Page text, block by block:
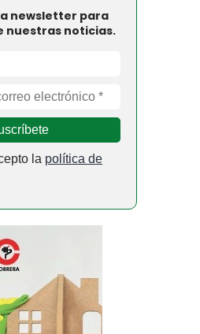
newsletter para
nuestras noticias.
la política de